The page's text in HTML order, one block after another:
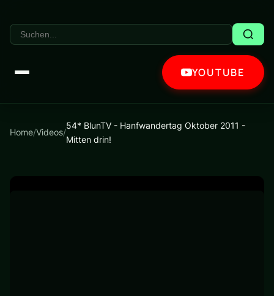
YOUTUBE
Home/Videos/
54* BlunTV - Hanfwandertag Oktober 2011 -
Mitten drin!